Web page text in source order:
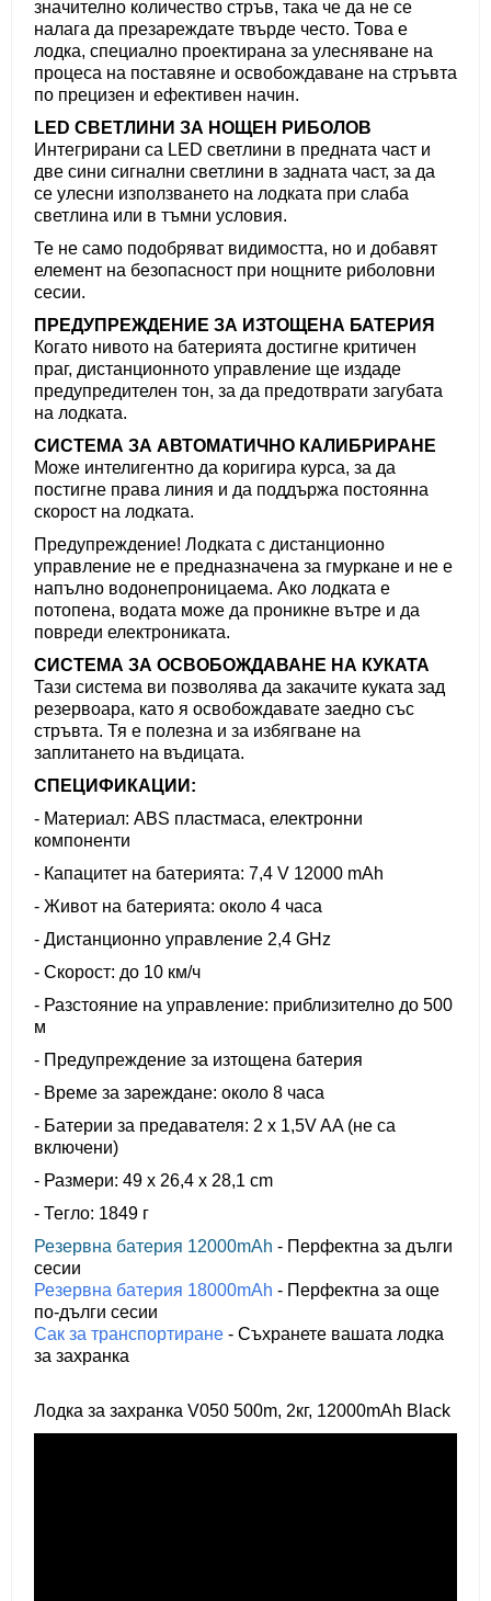
значително количество стръв, така че да не се
налага да презареждате твърде често. Това е
лодка, специално проектирана за улесняване на
процеса на поставяне и освобождаване на стръвта
по прецизен и ефективен начин.
LED СВЕТЛИНИ ЗА НОЩЕН РИБОЛОВ
Интегрирани са LED светлини в предната част и
две сини сигнални светлини в задната част, за да
се улесни използването на лодката при слаба
светлина или в тъмни условия.
Те не само подобряват видимостта, но и добавят
елемент на безопасност при нощните риболовни
сесии.
ПРЕДУПРЕЖДЕНИЕ ЗА ИЗТОЩЕНА БАТЕРИЯ
Когато нивото на батерията достигне критичен
праг, дистанционното управление ще издаде
предупредителен тон, за да предотврати загубата
на лодката.
СИСТЕМА ЗА АВТОМАТИЧНО КАЛИБРИРАНЕ
Може интелигентно да коригира курса, за да
постигне права линия и да поддържа постоянна
скорост на лодката.
Предупреждение! Лодката с дистанционно
управление не е предназначена за гмуркане и не е
напълно водонепроницаема. Ако лодката е
потопена, водата може да проникне вътре и да
повреди електрониката.
СИСТЕМА ЗА ОСВОБОЖДАВАНЕ НА КУКАТА
Тази система ви позволява да закачите куката зад
резервоара, като я освобождавате заедно със
стръвта. Тя е полезна и за избягване на
заплитането на въдицата.
СПЕЦИФИКАЦИИ:
- Материал: ABS пластмаса, електронни
компоненти
- Капацитет на батерията: 7,4 V 12000 mAh
- Живот на батерията: около 4 часа
- Дистанционно управление 2,4 GHz
- Скорост: до 10 км/ч
- Разстояние на управление: приблизително до 500
м
- Предупреждение за изтощена батерия
- Време за зареждане: около 8 часа
- Батерии за предавателя: 2 x 1,5V AA (не са
включени)
- Размери: 49 x 26,4 x 28,1 cm
- Тегло: 1849 г
Резервна батерия 12000mAh - Перфектна за дълги
сесии
Резервна батерия 18000mAh - Перфектна за още
по-дълги сесии
Сак за транспортиране - Съхранете вашата лодка
за захранка
Лодка за захранка V050 500m, 2кг, 12000mAh Black